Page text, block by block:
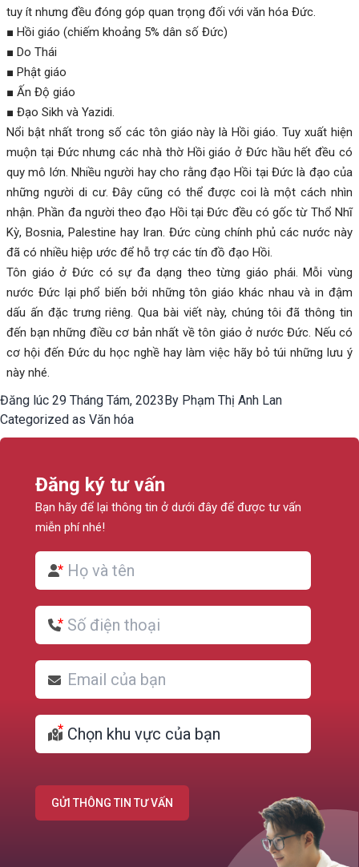
tuy ít nhưng đều đóng góp quan trọng đối với văn hóa Đức.
■ Hồi giáo (chiếm khoảng 5% dân số Đức)
■ Do Thái
■ Phật giáo
■ Ấn Độ giáo
■ Đạo Sikh và Yazidi.
Nổi bật nhất trong số các tôn giáo này là Hồi giáo. Tuy xuất hiện
muộn tại Đức nhưng các nhà thờ Hồi giáo ở Đức hầu hết đều có
quy mô lớn. Nhiều người hay cho rằng đạo Hồi tại Đức là đạo của
những người di cư. Đây cũng có thể được coi là một cách nhìn
nhận. Phần đa người theo đạo Hồi tại Đức đều có gốc từ Thổ Nhĩ
Kỳ, Bosnia, Palestine hay Iran. Đức cùng chính phủ các nước này
đã có nhiều hiệp ước để hỗ trợ các tín đồ đạo Hồi.
Tôn giáo ở Đức có sự đa dạng theo từng giáo phái. Mỗi vùng
nước Đức lại phổ biến bởi những tôn giáo khác nhau và in đậm
dấu ấn đặc trưng riêng. Qua bài viết này, chúng tôi đã thông tin
đến bạn những điều cơ bản nhất về tôn giáo ở nước Đức. Nếu có
cơ hội đến Đức du học nghề hay làm việc hãy bỏ túi những lưu ý
này nhé.
Đăng lúc 29 Tháng Tám, 2023By Phạm Thị Anh Lan
Categorized as Văn hóa
Đăng ký tư vấn
Bạn hãy để lại thông tin ở dưới đây để được tư vấn
miễn phí nhé!
GỬI THÔNG TIN TƯ VẤN